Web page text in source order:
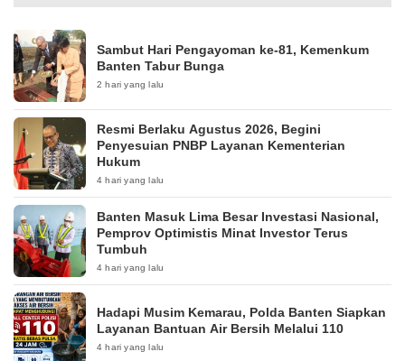
Sambut Hari Pengayoman ke-81, Kemenkum
Banten Tabur Bunga
2 hari yang lalu
Resmi Berlaku Agustus 2026, Begini
Penyesuian PNBP Layanan Kementerian
Hukum
4 hari yang lalu
Banten Masuk Lima Besar Investasi Nasional,
Pemprov Optimistis Minat Investor Terus
Tumbuh
4 hari yang lalu
Hadapi Musim Kemarau, Polda Banten Siapkan
Layanan Bantuan Air Bersih Melalui 110
4 hari yang lalu